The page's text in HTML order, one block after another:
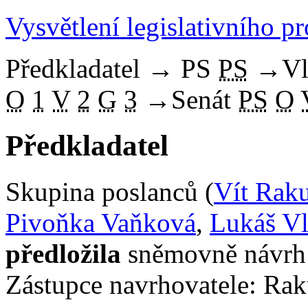
Vysvětlení legislativního
Předkladatel → PS PS →
O 1 V 2 G 3 → Senát PS O
Předkladatel
Skupina poslanců (Vít
Pivoňka Vaňková, Lukáš
předložila sněmovně
Zástupce navrhovatele: